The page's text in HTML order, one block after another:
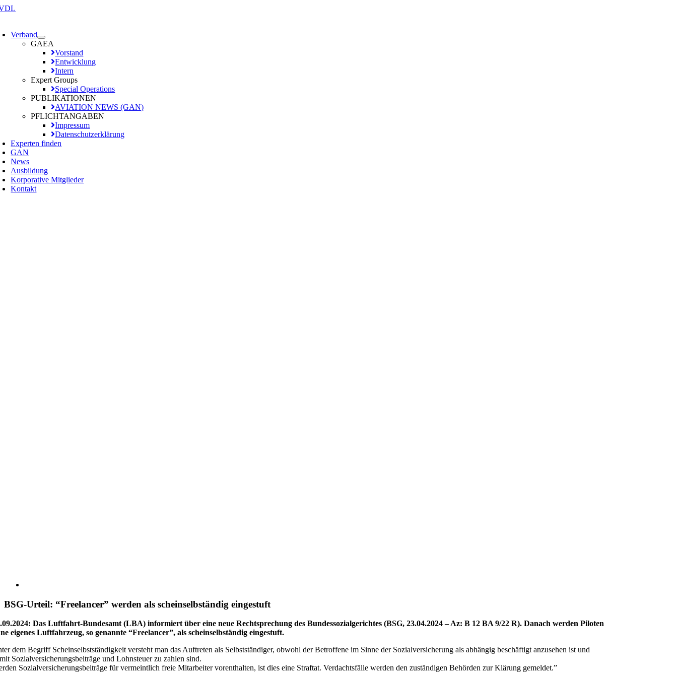
Zum
Verband
GAEA
Vorstand
Entwicklung
Intern
Expert Groups
Special Operations
PUBLIKATIONEN
AVIATION NEWS (GAN)
PFLICHTANGABEN
Impressum
Datenschutzerklärung
Experten finden
GAN
News
Ausbildung
Korporative Mitglieder
Kontakt
BSG-Urteil: “Freelancer” werden als scheinselbständig eingestuft
Das Luftfahrt-Bundesamt (LBA) informiert über eine neue Rechtsprechung des Bundessozialgerichtes (BSG, 23.04.2024 – Az: B 12 BA 9/22 R). Danach werden Piloten
eigenes Luftfahrzeug, so genannte “Freelancer”, als scheinselbständig eingestuft.
dem Begriff Scheinselbstständigkeit versteht man das Auftreten als Selbstständiger, obwohl der Betroffene im Sinne der Sozialversicherung als abhängig beschäftigt anzusehen ist und
Sozialversicherungsbeiträge und Lohnsteuer zu zahlen sind.
Sozialversicherungsbeiträge für vermeintlich freie Mitarbeiter vorenthalten, ist dies eine Straftat. Verdachtsfälle werden den zuständigen Behörden zur Klärung gemeldet.”